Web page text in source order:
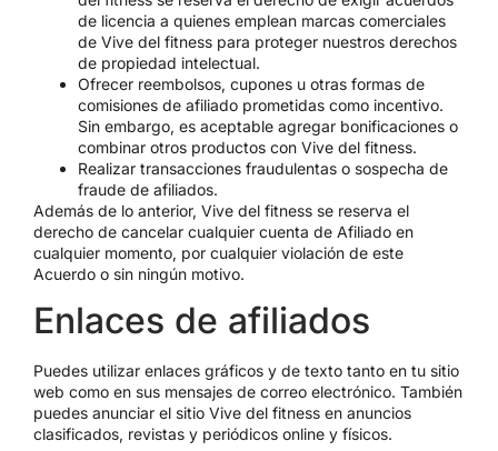
de licencia a quienes emplean marcas comerciales
de Vive del fitness para proteger nuestros derechos
de propiedad intelectual.
Ofrecer reembolsos, cupones u otras formas de
comisiones de afiliado prometidas como incentivo.
Sin embargo, es aceptable agregar bonificaciones o
combinar otros productos con Vive del fitness.
Realizar transacciones fraudulentas o sospecha de
fraude de afiliados.
Además de lo anterior, Vive del fitness se reserva el
derecho de cancelar cualquier cuenta de Afiliado en
cualquier momento, por cualquier violación de este
Acuerdo o sin ningún motivo.
Enlaces de afiliados
Puedes utilizar enlaces gráficos y de texto tanto en tu sitio
web como en sus mensajes de correo electrónico. También
puedes anunciar el sitio Vive del fitness en anuncios
clasificados, revistas y periódicos online y físicos.